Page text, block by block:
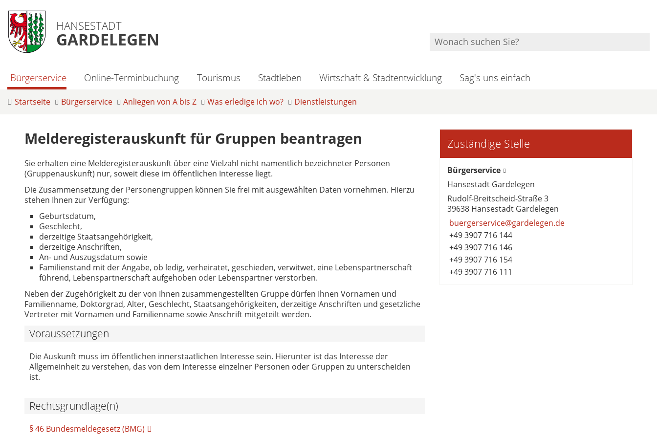
HANSESTADT
GARDELEGEN
Bürgerservice Online-Terminbuchung Tourismus Stadtleben Wirtschaft & Stadtentwicklung Sag's uns einfach
Startseite Bürgerservice Anliegen von A bis Z Was erledige ich wo? Dienstleistungen
Melderegisterauskunft für Gruppen beantragen
Sie erhalten eine Melderegisterauskunft über eine Vielzahl nicht namentlich bezeichneter Personen
(Gruppenauskunft) nur, soweit diese im öffentlichen Interesse liegt.
Die Zusammensetzung der Personengruppen können Sie frei mit ausgewählten Daten vornehmen. Hierzu
stehen Ihnen zur Verfügung:
Geburtsdatum,
Geschlecht,
derzeitige Staatsangehörigkeit,
derzeitige Anschriften,
An- und Auszugsdatum sowie
Familienstand mit der Angabe, ob ledig, verheiratet, geschieden, verwitwet, eine Lebenspartnerschaft
führend, Lebenspartnerschaft aufgehoben oder Lebenspartner verstorben.
Neben der Zugehörigkeit zu der von Ihnen zusammengestellten Gruppe dürfen Ihnen Vornamen und
Familienname, Doktorgrad, Alter, Geschlecht, Staatsangehörigkeiten, derzeitige Anschriften und gesetzliche
Vertreter mit Vornamen und Familienname sowie Anschrift mitgeteilt werden.
Voraussetzungen
Die Auskunft muss im öffentlichen innerstaatlichen Interesse sein. Hierunter ist das Interesse der
Allgemeinheit zu verstehen, das von dem Interesse einzelner Personen oder Gruppen zu unterscheiden
ist.
Rechtsgrundlage(n)
§ 46 Bundesmeldegesetz (BMG)
Zuständige Stelle
Bürgerservice
Hansestadt Gardelegen
Rudolf-Breitscheid-Straße 3
39638 Hansestadt Gardelegen
buergerservice@gardelegen.de
+49 3907 716 144
+49 3907 716 146
+49 3907 716 154
+49 3907 716 111